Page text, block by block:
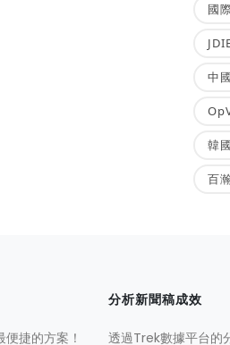
國
中
韓
百
捷的方案！
分析新聞稿成效
透過Trek數據平台的